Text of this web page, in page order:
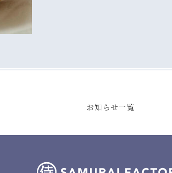
お知らせ一覧